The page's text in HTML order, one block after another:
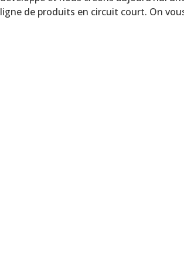
ligne de produits en circuit court. On